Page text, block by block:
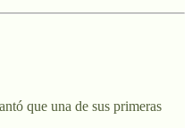
que una de sus primeras